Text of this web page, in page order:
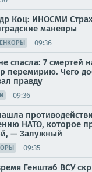
Коц: ИНОСМИ
маневры
09:36
спасла: 7 смертей
перемирию. Чего
правду
09:36
НАТО, которое
— Залужный
09:35
Генштаб ВСУ